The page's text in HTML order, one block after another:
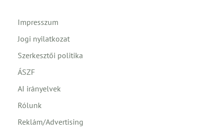
Impresszum
Jogi nyilatkozat
Szerkesztői politika
ÁSZF
AI irányelvek
Rólunk
Reklám/Advertising